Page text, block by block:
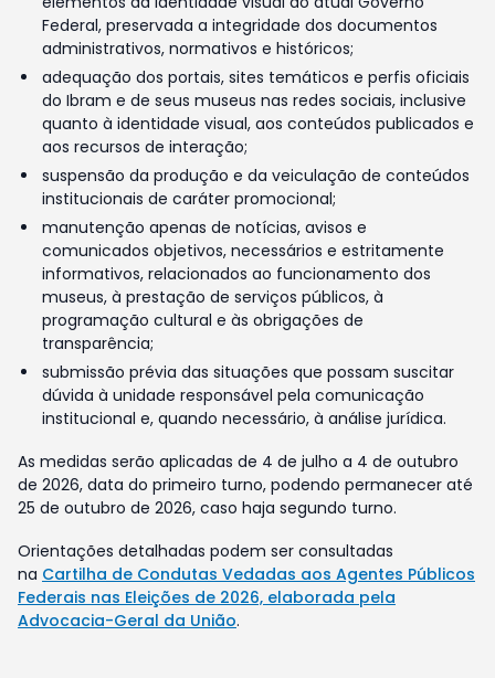
Federal, preservada a integridade dos documentos
administrativos, normativos e históricos;
adequação dos portais, sites temáticos e perfis oficiais
do Ibram e de seus museus nas redes sociais, inclusive
quanto à identidade visual, aos conteúdos publicados e
aos recursos de interação;
suspensão da produção e da veiculação de conteúdos
institucionais de caráter promocional;
manutenção apenas de notícias, avisos e
comunicados objetivos, necessários e estritamente
informativos, relacionados ao funcionamento dos
museus, à prestação de serviços públicos, à
programação cultural e às obrigações de
transparência;
submissão prévia das situações que possam suscitar
dúvida à unidade responsável pela comunicação
institucional e, quando necessário, à análise jurídica.
As medidas serão aplicadas de 4 de julho a 4 de outubro
de 2026, data do primeiro turno, podendo permanecer até
25 de outubro de 2026, caso haja segundo turno.
Orientações detalhadas podem ser consultadas
na Cartilha de Condutas Vedadas aos Agentes Públicos
Federais nas Eleições de 2026, elaborada pela
Advocacia-Geral da União.